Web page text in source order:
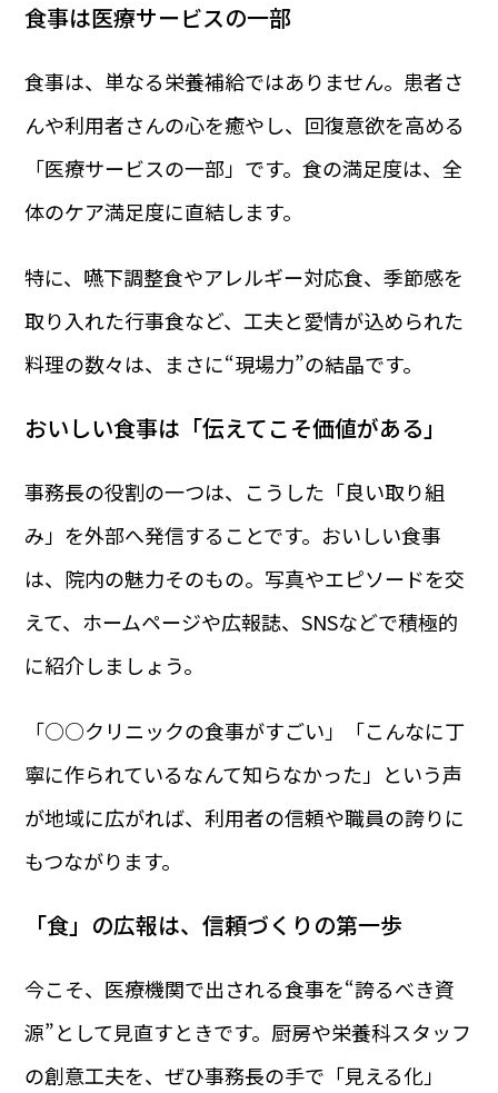
食事は医療サービスの一部
食事は、単なる栄養補給ではありません。患者さ
んや利用者さんの心を癒やし、回復意欲を高める
「医療サービスの一部」です。食の満足度は、全
体のケア満足度に直結します。
特に、嚥下調整食やアレルギー対応食、季節感を
取り入れた行事食など、工夫と愛情が込められた
料理の数々は、まさに“現場力”の結晶です。
おいしい食事は「伝えてこそ価値がある」
事務長の役割の一つは、こうした「良い取り組
み」を外部へ発信することです。おいしい食事
は、院内の魅力そのもの。写真やエピソードを交
えて、ホームページや広報誌、SNSなどで積極的
に紹介しましょう。
「○○クリニックの食事がすごい」「こんなに丁
寧に作られているなんて知らなかった」という声
が地域に広がれば、利用者の信頼や職員の誇りに
もつながります。
「食」の広報は、信頼づくりの第一歩
今こそ、医療機関で出される食事を“誇るべき資
源”として見直すときです。厨房や栄養科スタッフ
の創意工夫を、ぜひ事務長の手で「見える化」